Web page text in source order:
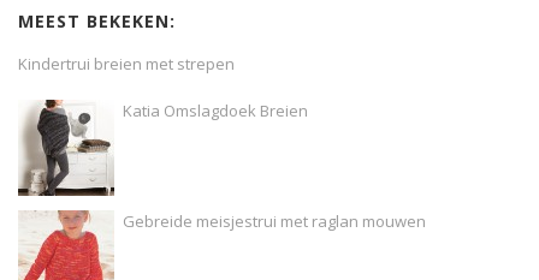
MEEST BEKEKEN:
Kindertrui breien met strepen
Katia Omslagdoek Breien
Gebreide meisjestrui met raglan mouwen